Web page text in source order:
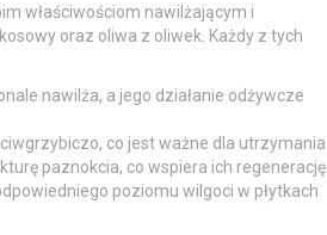
właściwościom nawilżającym i
oraz oliwa z oliwek. Każdy z tych
nawilża, a jego działanie odżywcze
co jest ważne dla utrzymania
paznokcia, co wspiera ich regenerację.
poziomu wilgoci w płytkach